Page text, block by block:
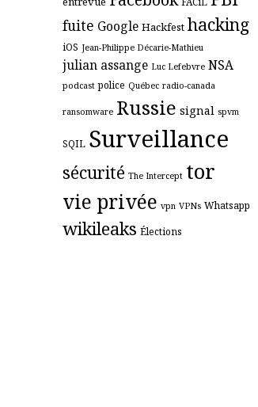
fuite Google Hackfest hacking
iOS Jean-Philippe Décarie-Mathieu
julian assange Luc Lefebvre NSA
podcast police Québec radio-canada
ransomware Russie signal spvm
SQIL Surveillance
sécurité The Intercept tor
vie privée vpn VPNs Whatsapp
wikileaks Élections